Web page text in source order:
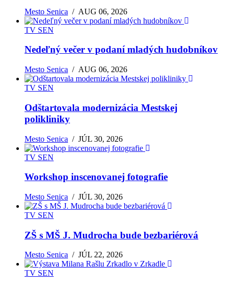
Mesto Senica /AUG 06, 2026
TV SEN
Nedeľný večer v podaní mladých hudobníkov
Mesto Senica /AUG 06, 2026
TV SEN
Odštartovala modernizácia Mestskej
polikliniky
Mesto Senica /JÚL 30, 2026
TV SEN
Workshop inscenovanej fotografie
Mesto Senica /JÚL 30, 2026
TV SEN
ZŠ s MŠ J. Mudrocha bude bezbariérová
Mesto Senica /JÚL 22, 2026
TV SEN